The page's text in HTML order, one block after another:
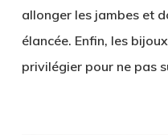
allonger les jambes et
élancée. Enfin, les
privilégier pour ne pas